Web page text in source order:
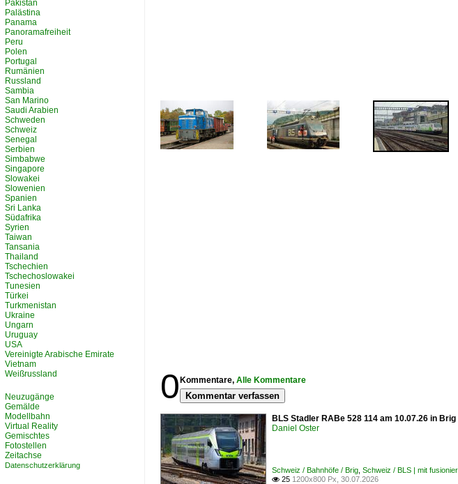
0 Kommentare, Alle Kommentare
Kommentar verfassen
BLS Stadler RABe 528 114 am 10.07.26 in
Daniel Oster
Schweiz / Bahnhöfe / Brig Schweiz / BLS | mit
 25 1200x800 Px, 30.07.2026
Pakistan
Palästina
Panama
Panoramafreiheit
Peru
Polen
Portugal
Rumänien
Russland
Sambia
San Marino
Saudi Arabien
Schweden
Schweiz
Senegal
Serbien
Simbabwe
Singapore
Slowakei
Slowenien
Spanien
Sri Lanka
Südafrika
Syrien
Taiwan
Tansania
Thailand
Tschechien
Tschechoslowakei
Tunesien
Türkei
Turkmenistan
Ukraine
Ungarn
Uruguay
USA
Vereinigte Arabische Emirate
Vietnam
Weißrussland
Neuzugänge
Gemälde
Modellbahn
Virtual Reality
Gemischtes
Fotostellen
Zeitachse
Datenschutzerklärung